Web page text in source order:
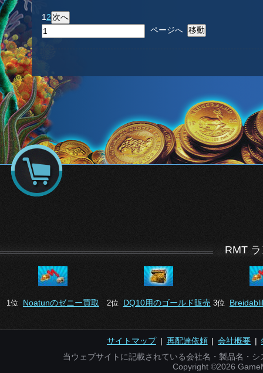
12
ページへ
RMT
1位 Noatunのゼニー買取 2位 DQ10用のゴールド販売 3位
サイトマップ| 再配達依頼|会社概要 |
当ウェブサイトに記載されている会社名・製品名・
Copyright ©2026